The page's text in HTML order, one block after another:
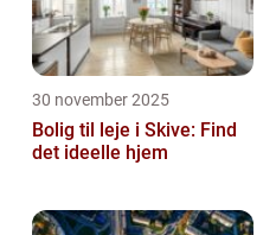
30 november 2025
Bolig til leje i Skive: Find
det ideelle hjem